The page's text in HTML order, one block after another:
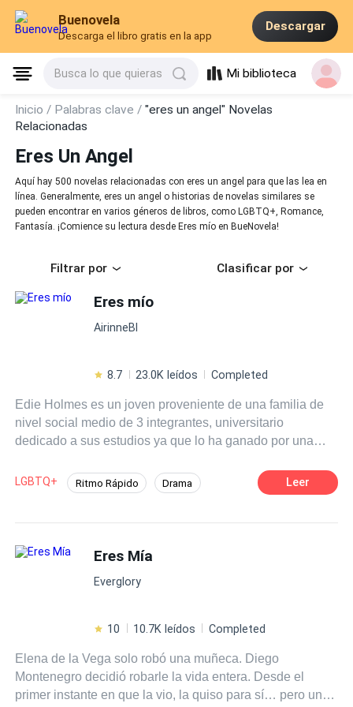
Buenovela
Descarga el libro gratis en la app
Descargar
Busca lo que quieras Mi biblioteca
Inicio / Palabras clave /"eres un angel" Novelas
Relacionadas
Eres Un Angel
Aquí hay 500 novelas relacionadas con eres un angel para que las lea en
línea. Generalmente, eres un angel o historias de novelas similares se
pueden encontrar en varios géneros de libros, como LGBTQ+, Romance,
Fantasía. ¡Comience su lectura desde Eres mío en BueNovela!
Filtrar por Clasificar por
Eres mío
AirinneBl
8.7 23.0K leídos Completed
Edie Holmes es un joven proveniente de una familia de
nivel social medio de 3 integrantes, universitario
dedicado a sus estudios ya que lo ha ganado por una
hasta que su padre quién por desesperación en apostar
en los juegos de azar lo entrega como garantía
personas para sus deleites personales. Pero un rumor
para esas personas que eran ofrecidas. El giro de la vida
Edie ser libre de lo que le toca vivir por culpa de su
temen?
LGBTQ+ Ritmo Rápido Drama
Arrogante Despiadado
Leer
Eres Mía
Everglory
10 10.7K leídos Completed
Elena de la Vega solo robó una muñeca. Diego
Montenegro decidió robarle la vida entera. Desde el
primer instante en que la vio, la quiso para sí… pero un